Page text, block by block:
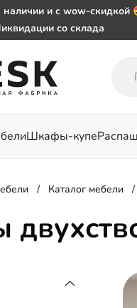
наличии и с wow-скидкой
со склада
от 50 000 ₽
Наш Whatsapp
Шкафы-купе
Для гостиной Для
Каталог мебели